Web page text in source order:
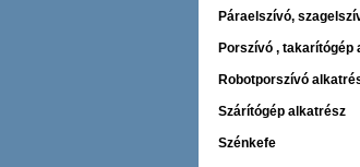
Páraelszívó,
Porszívó , takarítógép
Robotporszívó
Szárítógép alkatrész
Szénkefe